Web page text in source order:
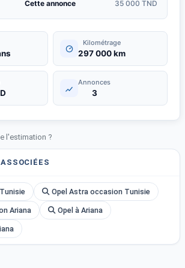
Cette annonce 35 000 TND
Kilométrage
297 000 km
Annonces
3
l'estimation ?
Opel Astra occasion Tunisie
Ariana Opel à Ariana